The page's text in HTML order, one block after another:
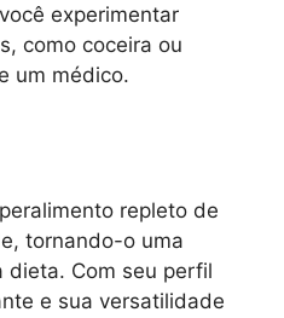
experimentar
como coceira ou
um médico.
repleto de
tornando-o uma
dieta. Com seu perfil
e sua versatilidade